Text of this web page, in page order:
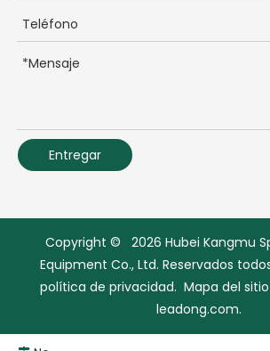
Entregar
Copyright © 2026 Hubei Kangmu
Equipment Co., Ltd. Reservados
política de privacidad. Mapa del sitio
leadong.com.